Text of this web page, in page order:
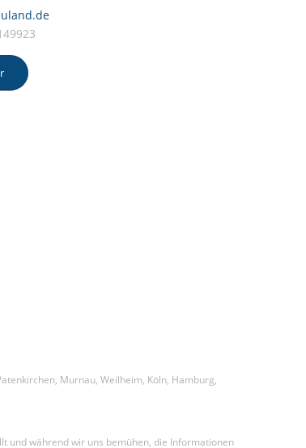
Murnau, Weilheim, Köln, Hamburg,
und während wir uns bemühen, die Informationen